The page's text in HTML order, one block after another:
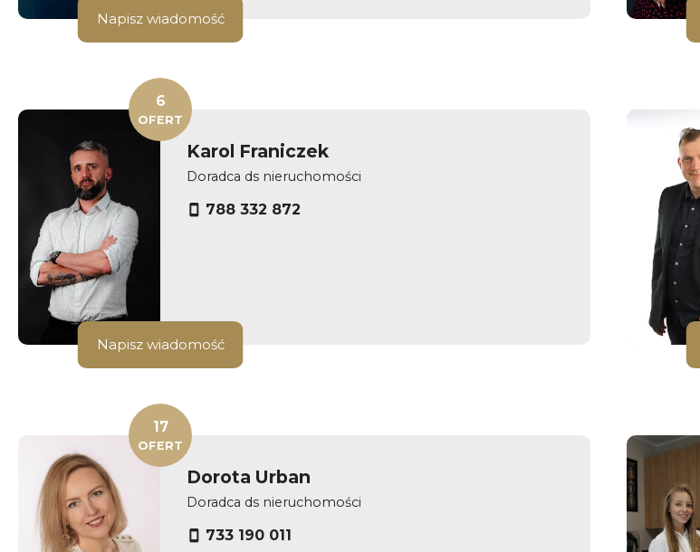
Napisz wiadomość
Karol Franiczek
Doradca ds nieruchomości
788 332 872
6
OFERT
Napisz wiadomość
Dorota Urban
Doradca ds nieruchomości
733 190 011
17
OFERT